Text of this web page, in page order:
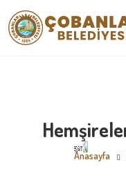
Anasayfa